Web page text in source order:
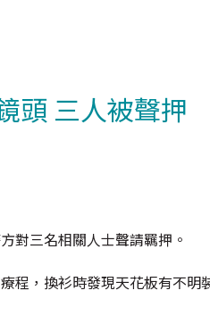
頭 三人被聲押
對三名相關人士聲請羈押。
程，換衫時發現天花板有不